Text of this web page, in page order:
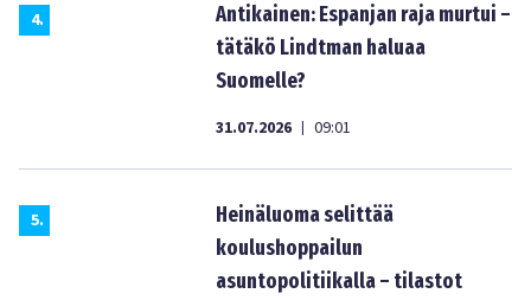
4.
Antikainen: Espanjan raja murtui –
tätäkö Lindtman haluaa
Suomelle?
31.07.2026 | 09:01
5.
Heinäluoma selittää
koulushoppailun
asuntopolitiikalla – tilastot